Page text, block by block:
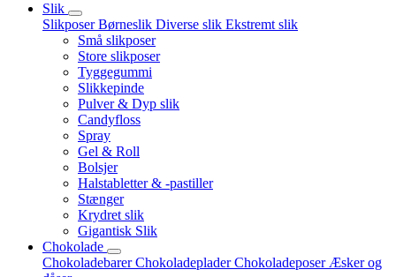
Slik
SlikposerBørneslik Diverse slik Ekstremt slik
Små slikposer
Store slikposer
Tyggegummi
Slikkepinde
Pulver & Dyp slik
Candyfloss
Spray
Gel & Roll
Bolsjer
Halstabletter & -pastiller
Stænger
Krydret slik
Gigantisk Slik
Chokolade
ChokoladebarerChokoladepladerChokoladeposer Æsker og